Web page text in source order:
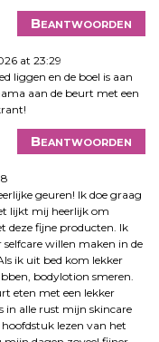
Beantwoorden
at 23:29
liggen en de boel is aan
aan de beurt met een
Beantwoorden
geuren! Ik doe graag
lijkt mij heerlijk om
deze fijne producten. Ik
willen maken in de
ik uit bed kom lekker
bodylotion smeren.
eten met een lekker
in alle rust mijn skincare
lezen van het